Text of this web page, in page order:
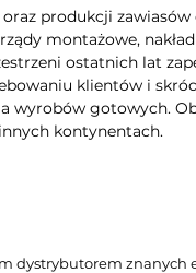
produkcji
montażowe,
ostatnich lat
klientów i
wyrobów gotowych.
kontynentach.
dystrybutorem